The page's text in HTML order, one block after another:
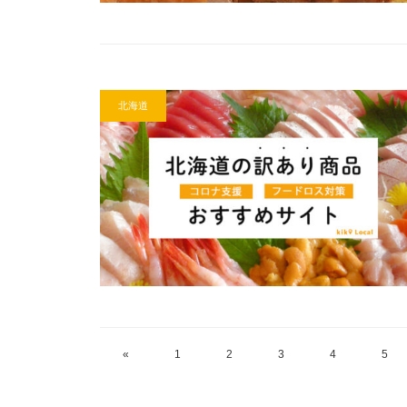
北海道
« 1 2 3 4 5